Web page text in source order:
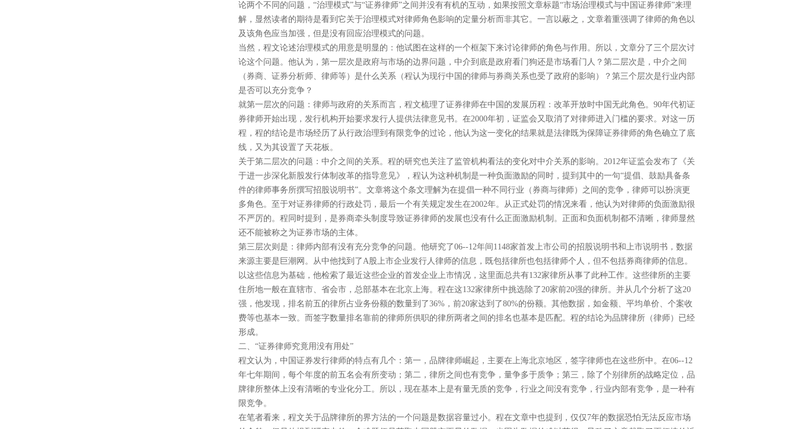
论两个不同的问题，“治理模式”与“证券律师”之间并没有有机的互动，如果按照文章标题“市场治理模式与中国证券律师”来理
解，显然读者的期待是看到它关于治理模式对律师角色影响的定量分析而非其它。一言以蔽之，文章着重强调了律师的角色以
及该角色应当加强，但是没有回应治理模式的问题。
当然，程文论述治理模式的用意是明显的：他试图在这样的一个框架下来讨论律师的角色与作用。所以，文章分了三个层次讨
论这个问题。他认为，第一层次是政府与市场的边界问题，中介到底是政府看门狗还是市场看门人？第二层次是，中介之间
（券商、证券分析师、律师等）是什么关系（程认为现行中国的律师与券商关系也受了政府的影响）？第三个层次是行业内部
是否可以充分竞争？
就第一层次的问题：律师与政府的关系而言，程文梳理了证券律师在中国的发展历程：改革开放时中国无此角色。 90年代初证
券律师开始出现，发行机构开始要求发行人提供法律意见书。在2000年初，证监会又取消了对律师进入门槛的要求。对这一历
程，程的结论是市场经历了从行政治理到有限竞争的过论，他认为这一变化的结果就是法律既为保障证券律师的角色确立了底
线，又为其设置了天花板。
关于第二层次的问题：中介之间的关系。程的研究也关注了监管机构看法的变化对中介关系的影响。 2012年证监会发布了《关
于进一步深化新股发行体制改革的指导意见》，程认为这种机制是一种负面激励的同时，提到其中的一句“提倡、鼓励具备条
件的律师事务所撰写招股说明书”。文章将这个条文理解为在提倡一种不同行业（券商与律师）之间的竞争，律师可以扮演更
多角色。至于对证券律师的行政处罚，最后一个有关规定发生在2002年。从正式处罚的情况来看，他认为对律师的负面激励很
不严厉的。程同时提到，是券商牵头制度导致证券律师的发展也没有什么正面激励机制。正面和负面机制都不清晰，律师显然
还不能被称之为证券市场的主体。
第三层次则是：律师内部有没有充分竞争的问题。他研究了06--12年间 1148家首发上市公司的招股说明书和上市说明书，数据
来源主要是巨潮网。从中他找到了A股上市企业发行人律师的信息，既包括律所也包括律师个人，但不包括券商律师的信息。
以这些信息为基础，他检索了最近这些企业的首发企业上市情况，这里面总共有132家律所从事了此种工作。这些律所的主要
住所地一般在直辖市、省会市，总部基本在北京上海。程在这132家律所中挑选除了20家前20强的律所。并从几个分析了这20
强，他发现，排名前五的律所占业务份额的数量到了36% ，前20家达到了80%的份额。其他数据，如金额、平均单价、个案收
费等也基本一致。而签字数量排名靠前的律师所供职的律所两者之间的排名也基本是匹配。程的结论为品牌律所（律师）已经
形成。
二、“证券律师究竟用没有用处”
程文认为，中国证券发行律师的特点有几个：第一，品牌律师崛起，主要在上海北京地区，签字律师也在这些所中。在06--12
年七年期间，每个年度的前五名会有所变动；第二，律所之间也有竞争，量争多于质争；第三，除了个别律所的战略定位，品
牌律所整体上没有清晰的专业化分工。所以，现在基本上是有量无质的竞争，行业之间没有竞争，行业内部有竞争，是一种有
限竞争。
在笔者看来，程文关于品牌律所的界方法的一个问题是数据容量过小。程在文章中也提到，仅仅 7年的数据恐怕无法反应市场